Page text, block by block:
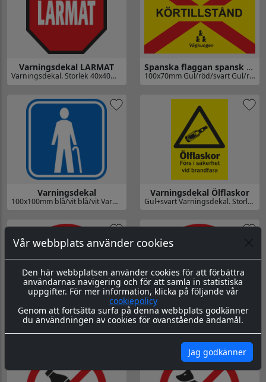
Vår webbplats använder cookies
Den här webbplatsen använder cookies för att förbättra
användarnas navigering och för att samla in statistiska
uppgifter. För mer information, klicka på följande vår
cookiepolicy
Genom att fortsätta surfa på denna webbplats godkänner
du användningen av cookies för ovanstående ändamål.
Jag godkänner
Varningsdekal LARMAT
Varningsdekal. Storlek 40x40mm.
Spanska flaggan spansk flagga körförbud
100x70mm Gul/röd/svart Gul/röd/svart Varningsdekal.
Varningsdekal
100x100mm blå/vit blå/vit Varningsdekal.
Varningsdekal Ölflaskor
Gul+svart Varningsdekal. Storlek 210x297mm
Rökning förbjuden
100x100mm vit/röd/svart Varningsdekal.
Glass förbjuden
Gå till Glass förbjuden